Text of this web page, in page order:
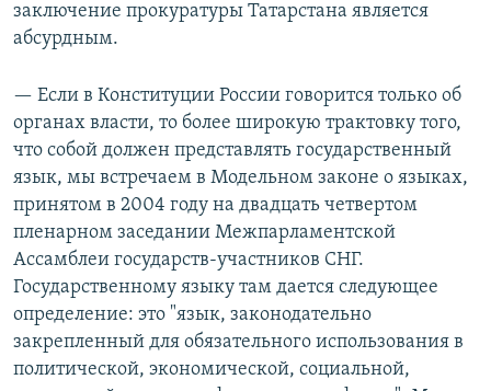
заключение прокуратуры Татарстана является
абсурдным.
— Если в Конституции России говорится только об
органах власти, то более широкую трактовку того,
что собой должен представлять государственный
язык, мы встречаем в Модельном законе о языках,
принятом в 2004 году на двадцать четвертом
пленарном заседании Межпарламентской
Ассамблеи государств-участников СНГ.
Государственному языку там дается следующее
определение: это "язык, законодательно
закрепленный для обязательного использования в
политической, экономической, социальной,